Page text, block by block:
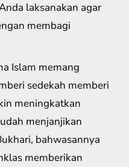
laksanakan agar
membagi
Islam memang
sedekah memberi
meningkatkan
menjanjikan
bahwasannya
memberikan